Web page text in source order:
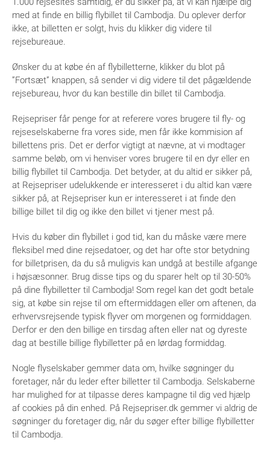
med at finde en billig flybillet til Cambodja. Du oplever derfor
ikke, at billetten er solgt, hvis du klikker dig videre til
rejsebureaue.
Ønsker du at købe én af flybilletterne, klikker du blot på
”Fortsæt” knappen, så sender vi dig videre til det pågældende
rejsebureau, hvor du kan bestille din billet til Cambodja.
Rejsepriser får penge for at referere vores brugere til fly- og
rejseselskaberne fra vores side, men får ikke kommision af
billettens pris. Det er derfor vigtigt at nævne, at vi modtager
samme beløb, om vi henviser vores brugere til en dyr eller en
billig flybillet til Cambodja. Det betyder, at du altid er sikker på,
at Rejsepriser udelukkende er interesseret i du altid kan være
sikker på, at Rejsepriser kun er interesseret i at finde den
billige billet til dig og ikke den billet vi tjener mest på.
Hvis du køber din flybillet i god tid, kan du måske være mere
fleksibel med dine rejsedatoer, og det har ofte stor betydning
for billetprisen, da du så muligvis kan undgå at bestille afgange
i højsæsonner. Brug disse tips og du sparer helt op til 30-50%
på dine flybilletter til Cambodja! Som regel kan det godt betale
sig, at købe sin rejse til om eftermiddagen eller om aftenen, da
erhvervsrejsende typisk flyver om morgenen og formiddagen.
Derfor er den den billige en tirsdag aften eller nat og dyreste
dag at bestille billige flybilletter på en lørdag formiddag.
Nogle flyselskaber gemmer data om, hvilke søgninger du
foretager, når du leder efter billetter til Cambodja. Selskaberne
har mulighed for at tilpasse deres kampagne til dig ved hjælp
af cookies på din enhed. På Rejsepriser.dk gemmer vi aldrig de
søgninger du foretager dig, når du søger efter billige flybilletter
til Cambodja.